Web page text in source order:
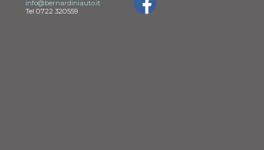
info@bernardiniauto.it
Tel 0722 320559